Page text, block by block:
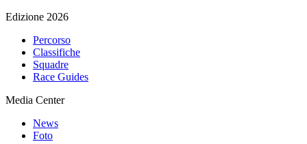
Edizione 2026
Percorso
Classifiche
Squadre
Race Guides
Media Center
News
Foto